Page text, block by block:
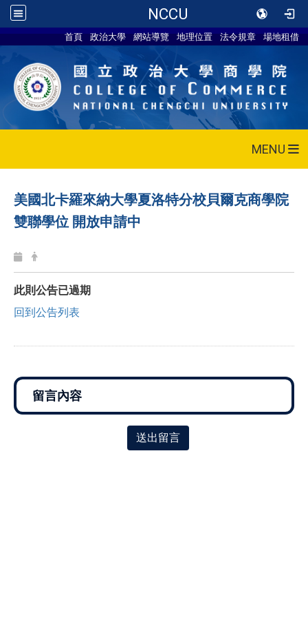
NCCU
首頁 政治大學 網站導覽 地理位置 法令規章 場地租借
MENU
美國北卡羅來納大學夏洛特分校貝爾克商學院
雙聯學位 開放申請中
此則公告已過期
回到公告列表
送出留言